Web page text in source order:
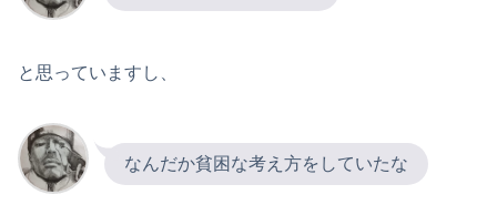
と思っていますし、
なんだか貧困な考え方をしていたな